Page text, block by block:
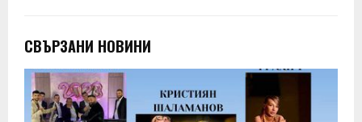
СВЪРЗАНИ НОВИНИ